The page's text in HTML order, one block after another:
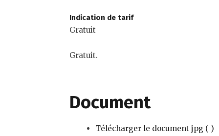
Indication de tarif
Gratuit
Gratuit.
Document
Télécharger le document jpg ( )